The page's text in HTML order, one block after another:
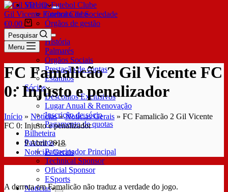
SDUQ
Contrato de Sociedade
Órgãos de gestão
Clube
História
Palmarés
Órgãos Sociais
Prestação de contas
Estatutos
Sócios
Descontos Exclusivos
Lugar Anual & Renovação
Inscrição de sócio
Pagamento de quotas
Bilheteira
Parceiros
Patrocinador Principal
Technical Sponsor
Oficial Sponsor
ESports
Notícias
Gil Vicente Futebol Clube
€0,00
Pesquisar
Menu
FC Famalicão 2 Gil Vicente FC
0: Injusto e penalizador
Início » Notícias»Notícias Gerais » FC Famalicão 2 Gil Vicente
FC 0: Injusto e penalizador
9 Abril 2018
Notícias Gerais
A derrota em Famalicão não traduz a verdade do jogo.